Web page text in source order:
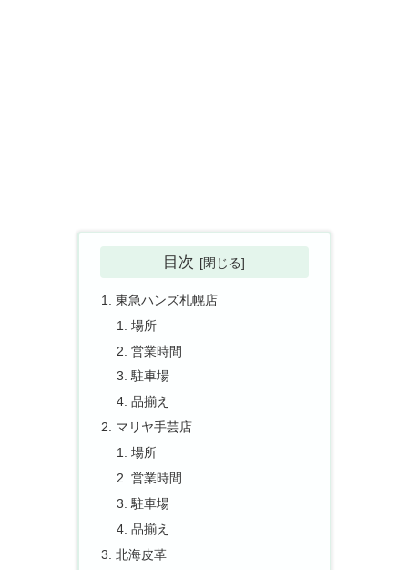
目次
東急ハンズ札幌店
場所
営業時間
駐車場
品揃え
マリヤ手芸店
場所
営業時間
駐車場
品揃え
北海皮革